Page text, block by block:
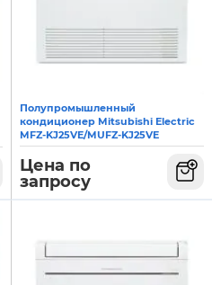
Полупромышленный
кондиционер Mitsubishi Electric
MFZ-KJ25VE/MUFZ-KJ25VE
Цена по
запросу